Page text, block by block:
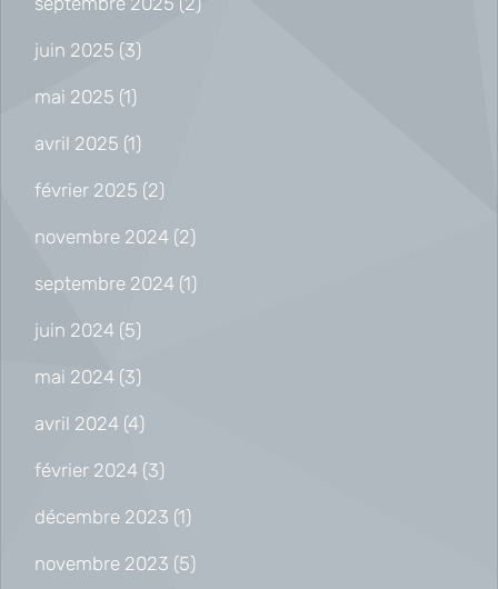
juin 2025 (3)
mai 2025 (1)
avril 2025 (1)
février 2025 (2)
novembre 2024 (2)
septembre 2024 (1)
juin 2024 (5)
mai 2024 (3)
avril 2024 (4)
février 2024 (3)
décembre 2023 (1)
novembre 2023 (5)